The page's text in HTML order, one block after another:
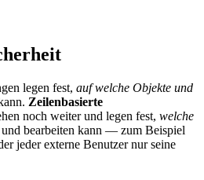
legen fest, auf welche Objekte und
Zeilenbasierte
noch weiter und legen fest, welche
und bearbeiten kann — zum Beispiel
jeder externe Benutzer nur seine